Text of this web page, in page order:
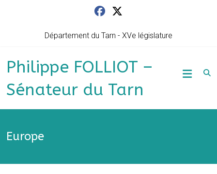
Département du Tarn - XVe législature
Philippe FOLLIOT –
Sénateur du Tarn
Europe